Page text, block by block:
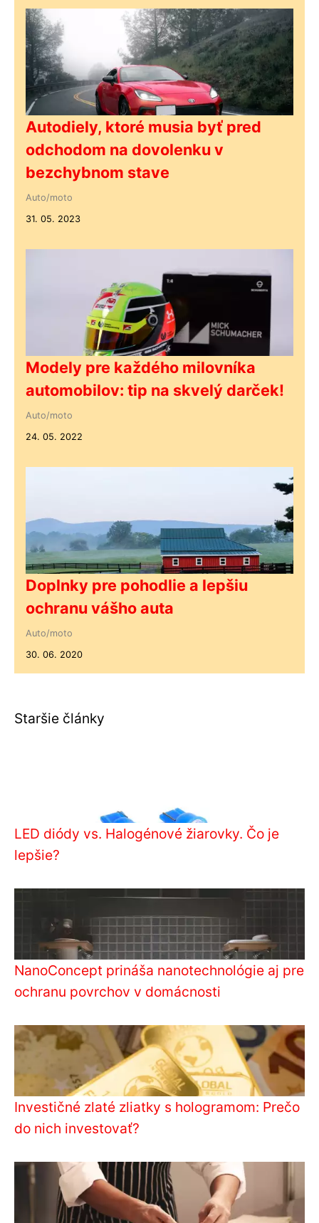
Autodiely, ktoré musia byť pred
odchodom na dovolenku v
bezchybnom stave
Auto/moto
31. 05. 2023
Modely pre každého milovníka
automobilov: tip na skvelý darček!
Auto/moto
24. 05. 2022
Doplnky pre pohodlie a lepšiu
ochranu vášho auta
Auto/moto
30. 06. 2020
Staršie články
LED diódy vs. Halogénové žiarovky. Čo je
lepšie?
NanoConcept prináša nanotechnológie aj pre
ochranu povrchov v domácnosti
Investičné zlaté zliatky s hologramom: Prečo
do nich investovať?